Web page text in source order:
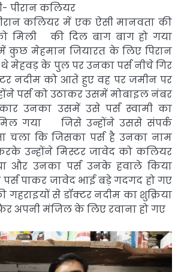
पीरान कलियर
कलियर में एक ऐसी मानवता की
मिली की दिल बाग बाग हो गया
कुछ मेहमान जियारत के लिए पिरान
मेहवड़ के पुल पर उनका पर्स नीचे गिर
नदीम को आते हुए वह पर जमीन पर
पर्स को उठाकर उसमें मोबाइल नंबर
उनका उसमें उसे पर्स स्वामी का
गया जिसे उन्होंने उससे संपर्क
चला कि जिसका पर्स है उनका नाम
उन्होंने मिस्टर जावेद को कलियर
और उनका पर्स उनके हवाले किया
पाकर जावेद भाई बड़े गदगद हो गए
से डॉक्टर नदीम का शुक्रिया
अपनी मंजिल के लिए रवाना हो गए